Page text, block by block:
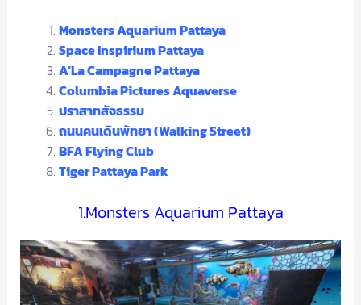
Monsters Aquarium Pattaya
Space Inspirium Pattaya
A’La Campagne Pattaya
Columbia Pictures Aquaverse
ปราสาทสัจธรรม
ถนนคนเดินพัทยา (Walking Street)
BFA Flying Club
Tiger Pattaya Park
1.Monsters Aquarium Pattaya